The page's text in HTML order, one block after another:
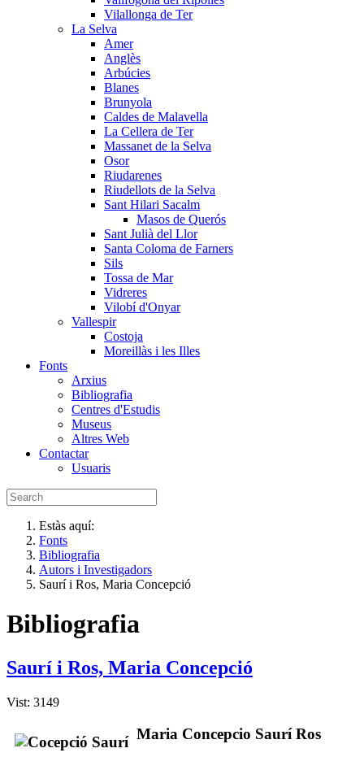
Vilallonga de Ter
La Selva
Amer
Anglès
Arbúcies
Blanes
Brunyola
Caldes de Malavella
La Cellera de Ter
Massanet de la Selva
Osor
Riudarenes
Riudellots de la Selva
Sant Hilari Sacalm
Masos de Querós
Sant Julià del Llor
Santa Coloma de Farners
Sils
Tossa de Mar
Vidreres
Vilobí d'Onyar
Vallespir
Costoja
Moreillàs i les Illes
Fonts
Arxius
Bibliografia
Centres d'Estudis
Museus
Altres Web
Contactar
Usuaris
Estàs aquí:
Fonts
Bibliografia
Autors i Investigadors
Saurí i Ros, Maria Concepció
Bibliografia
Saurí i Ros, Maria Concepció
Vist: 3149
Maria Concepcio Saurí Ros